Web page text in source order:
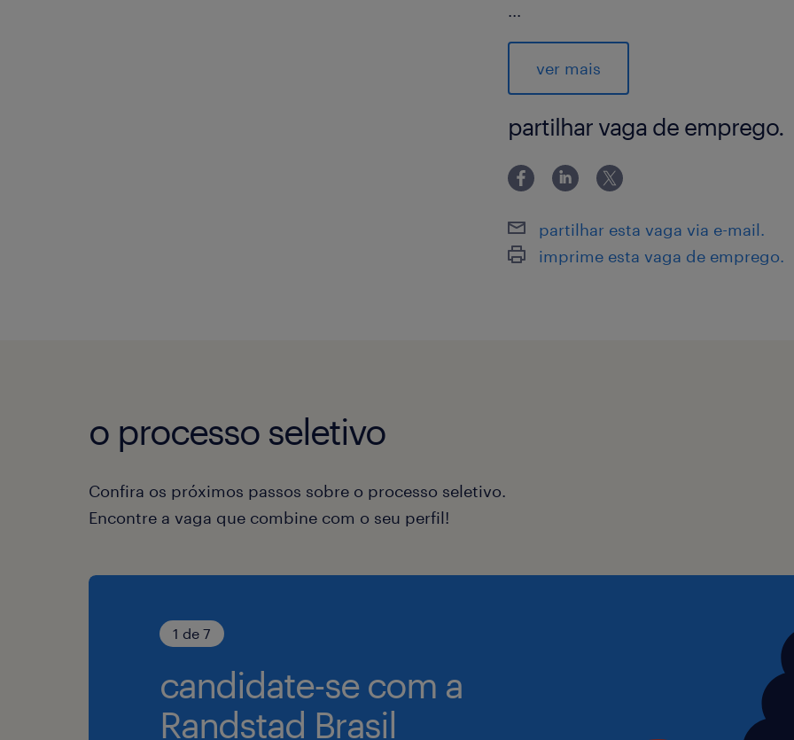
...
Atuar com compras de produtos e
produtivos para a base de Rio das
forma remota) e São Paulo/SP.
Compras de insumos de fábrica
(Equipamentos de Proteção
instrumentos de controle,
químicos, Fixadores, Itens de
Realizar o acompanhamento
fornecimento, desde o pedido até a
Utilizar relatórios de
orientar sobre o desempenho dos
ver mais
partilhar vaga de emprego.
partilhar esta vaga via e-mail.
imprime esta vaga de emprego.
o processo seletivo
Confira os próximos passos sobre o processo seletivo.
Encontre a vaga que combine com o seu perfil!
1 de 7
candidate-se com a
Randstad Brasil